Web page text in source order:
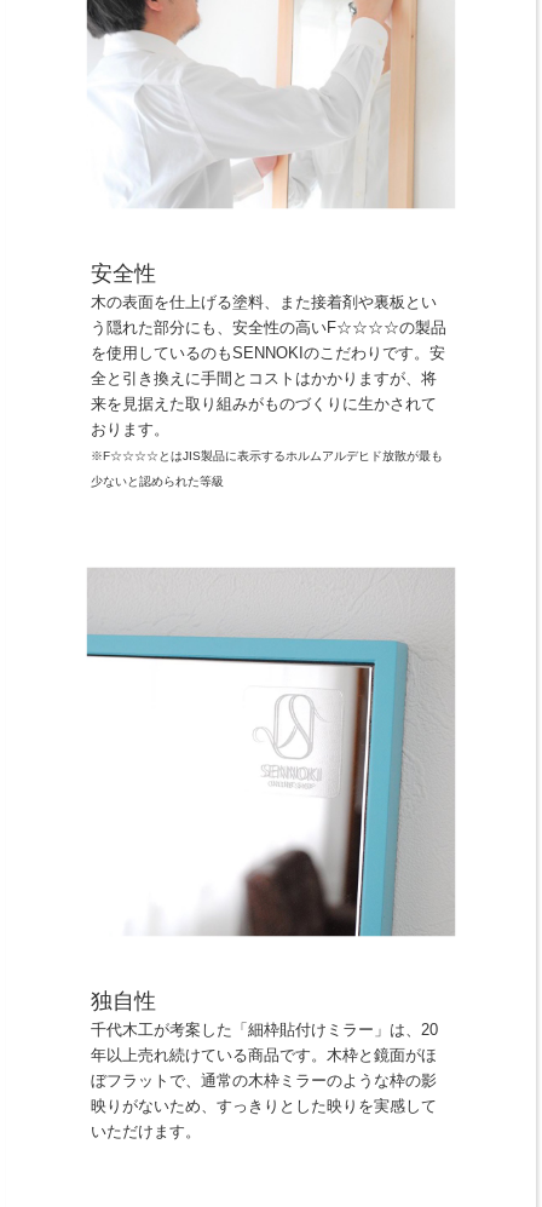
安全性
木の表面を仕上げる塗料、また接着剤や裏板とい
う隠れた部分にも、安全性の高いF☆☆☆☆の製品
を使用しているのもSENNOKIのこだわりです。安
全と引き換えに手間とコストはかかりますが、将
来を見据えた取り組みがものづくりに生かされて
おります。
※F☆☆☆☆とはJIS製品に表示するホルムアルデヒド放散が最も
少ないと認められた等級
独自性
千代木工が考案した「細枠貼付けミラー」は、20
年以上売れ続けている商品です。木枠と鏡面がほ
ぼフラットで、通常の木枠ミラーのような枠の影
映りがないため、すっきりとした映りを実感して
いただけます。